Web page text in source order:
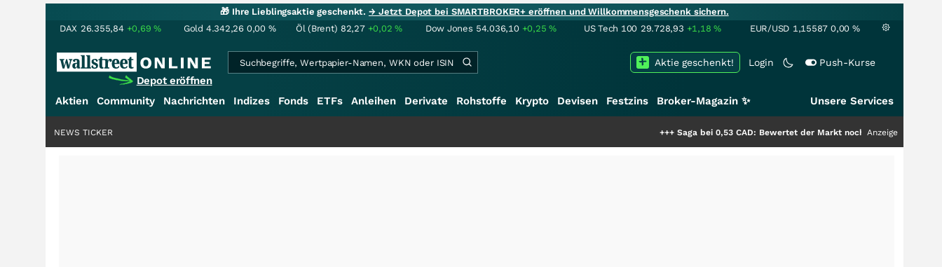
🎁 Ihre Lieblingsaktie geschenkt.→ Jetzt Depot bei SMARTBROKER+ eröffnen und Willkommensgeschenk sichern.
DAX 26.355,84 +0,69% Gold 4.342,26 0,00 % Öl (Brent) 82,27 +0,02% Dow Jones 54.036,10 +0,25% US Tech 100 29.728,93 +1,18% EUR/USD 1,15587 0,00 %
Depot eröffnen
Login Push-Kurse
Aktie geschenkt!
Aktien Community Nachrichten Indizes Fonds ETFs Anleihen Derivate Rohstoffe Krypto Devisen Festzins Broker-Magazin ✨ Unsere Services
Saga bei 0,53 CAD: Bewertet der Markt noch immer nur die Hälfte der
Anzeige
NEWS TICKER